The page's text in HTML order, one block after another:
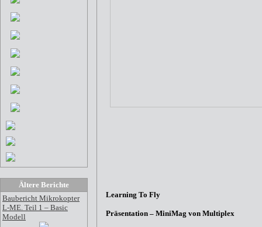
Ältere Berichte
Baubericht Mikrokopter
L-ME. Teil 1 – Basic
Modell
Learning To Fly
Präsentation – MiniMag von Multiplex